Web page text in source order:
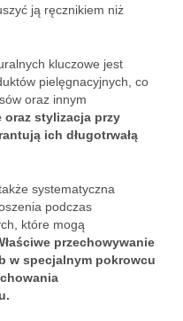
ją ręcznikiem niż
kluczowe jest
pielęgnacyjnych, co
oraz innym
oraz stylizacja przy
ich długotrwałą
systematyczna
podczas
które mogą
przechowywanie
w specjalnym pokrowcu